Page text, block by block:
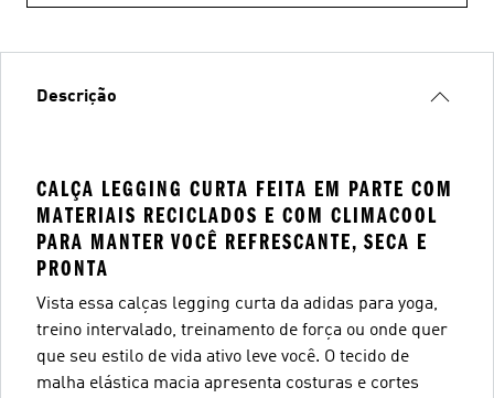
Descrição
CALÇA LEGGING CURTA FEITA EM PARTE COM
MATERIAIS RECICLADOS E COM CLIMACOOL
PARA MANTER VOCÊ REFRESCANTE, SECA E
PRONTA
Vista essa calças legging curta da adidas para yoga,
treino intervalado, treinamento de força ou onde quer
que seu estilo de vida ativo leve você. O tecido de
malha elástica macia apresenta costuras e cortes